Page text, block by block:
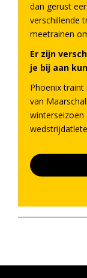
dan gerust
verschillende
meetrainen
Er zijn
je bij aan
Phoenix
van